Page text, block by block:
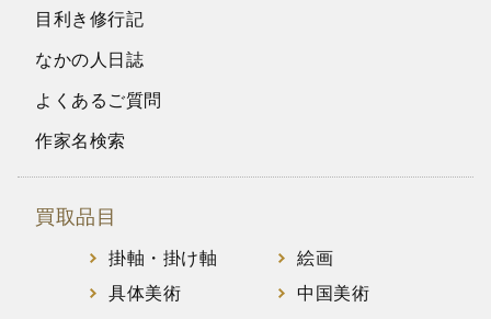
目利き修行記
なかの人日誌
よくあるご質問
作家名検索
買取品目
掛軸・掛け軸
絵画
具体美術
中国美術